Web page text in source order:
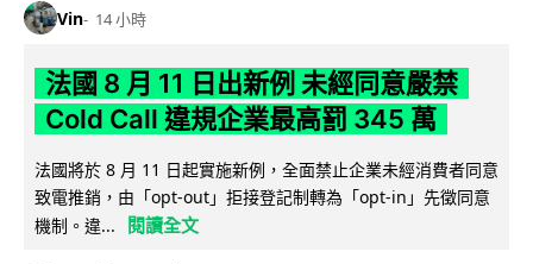
Vin 14 小時
法國 8 月 11 日出新例 未經同意嚴禁
Cold Call 違規企業最高罰 345 萬
法國將於 8 月 11 日起實施新例，全面禁止企業未經消費者同意
致電推銷，由「opt-out」拒接登記制轉為「opt-in」先徵同意
機制。違...
閱讀全文